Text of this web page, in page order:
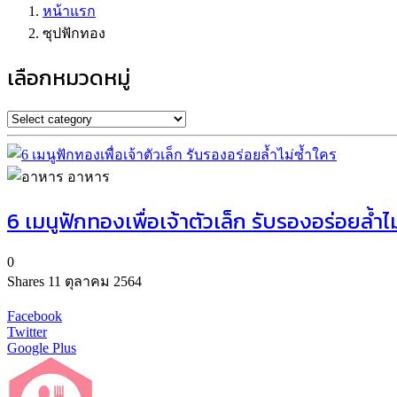
หน้าแรก
ซุปฟักทอง
เลือกหมวดหมู่
อาหาร
6 เมนูฟักทองเพื่อเจ้าตัวเล็ก รับรองอร่อยล้ำไ
0
Shares 11 ตุลาคม 2564
Facebook
Twitter
Google Plus